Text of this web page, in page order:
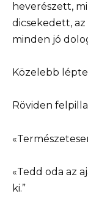
heverészett,
dicsekedett,
minden jó
Közelebb
Röviden
«Tedd oda az
ki.”